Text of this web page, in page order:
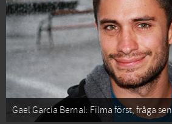
Gael García Bernal: Filma först, fråga sen